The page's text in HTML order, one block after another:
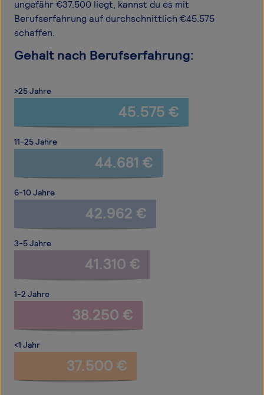
ungefähr €37.500 liegt, kannst du es mit
Berufserfahrung auf durchschnittlich €45.575
schaffen.
Gehalt nach Berufserfahrung:
>25 Jahre
45.575 €
11-25 Jahre
44.681 €
6-10 Jahre
42.962 €
3-5 Jahre
41.310 €
1-2 Jahre
38.250 €
<1 Jahr
37.500 €